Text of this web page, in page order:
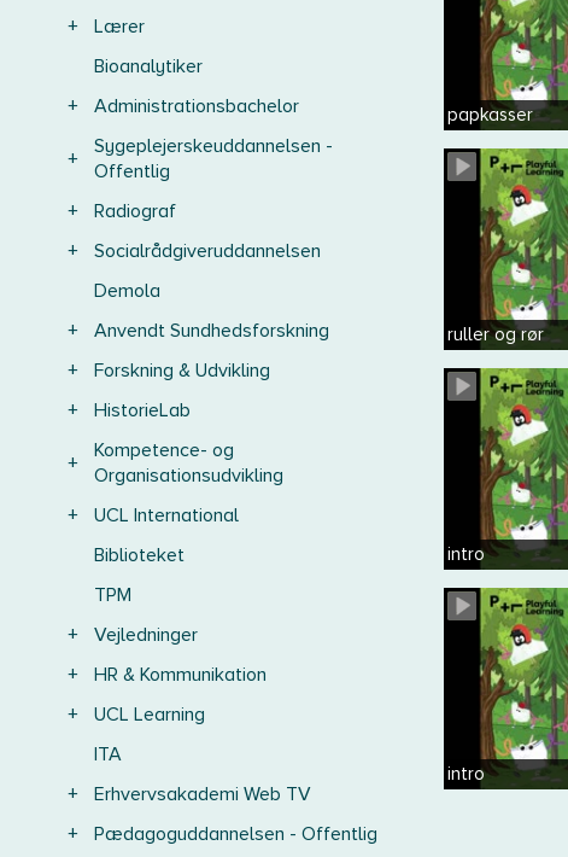
+
Lærer
Bioanalytiker
+
Administrationsbachelor
+
Sygeplejerskeuddannelsen -
Offentlig
+
Radiograf
+
Socialrådgiveruddannelsen
Demola
+
Anvendt Sundhedsforskning
+
Forskning & Udvikling
+
HistorieLab
+
Kompetence- og
Organisationsudvikling
+
UCL International
Biblioteket
TPM
+
Vejledninger
+
HR & Kommunikation
+
UCL Learning
ITA
+
Erhvervsakademi Web TV
+
Pædagoguddannelsen - Offentlig
papkasser
ruller og rør
intro
intro